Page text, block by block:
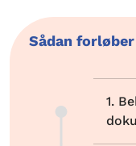
Sådan
1.